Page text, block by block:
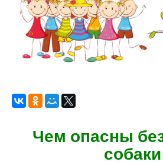
Чем опасны
собаки